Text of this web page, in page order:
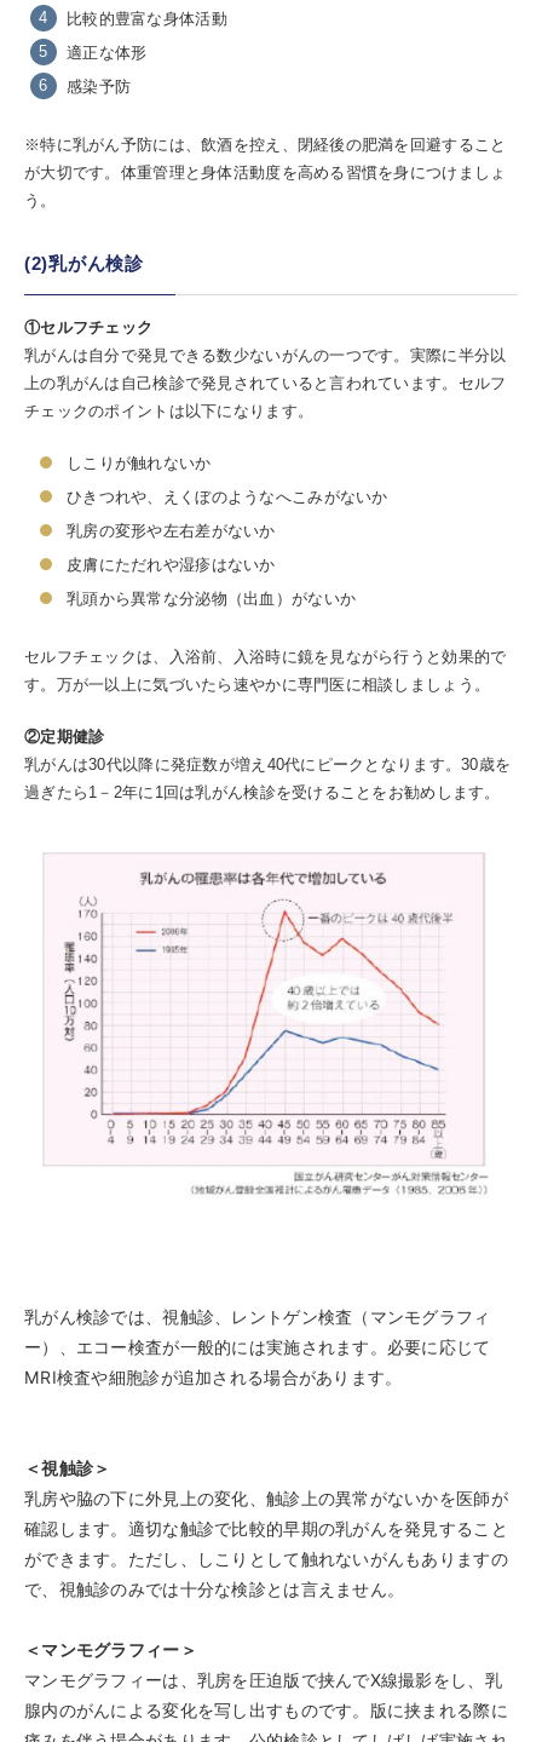
比較的豊富な身体活動
適正な体形
感染予防
※特に乳がん予防には、飲酒を控え、閉経後の肥満を回避すること
が大切です。体重管理と身体活動度を高める習慣を身につけましょ
う。
(2)乳がん検診
①セルフチェック
乳がんは自分で発見できる数少ないがんの一つです。実際に半分以
上の乳がんは自己検診で発見されていると言われています。セルフ
チェックのポイントは以下になります。
しこりが触れないか
ひきつれや、えくぼのようなへこみがないか
乳房の変形や左右差がないか
皮膚にただれや湿疹はないか
乳頭から異常な分泌物（出血）がないか
セルフチェックは、入浴前、入浴時に鏡を見ながら行うと効果的で
す。万が一以上に気づいたら速やかに専門医に相談しましょう。
②定期健診
乳がんは30代以降に発症数が増え40代にピークとなります。30歳を
過ぎたら1－2年に1回は乳がん検診を受けることをお勧めします。
乳がん検診では、視触診、レントゲン検査（マンモグラフィ
ー）、エコー検査が一般的には実施されます。必要に応じて
MRI検査や細胞診が追加される場合があります。
＜視触診＞
乳房や脇の下に外見上の変化、触診上の異常がないかを医師が
確認します。適切な触診で比較的早期の乳がんを発見すること
ができます。ただし、しこりとして触れないがんもありますの
で、視触診のみでは十分な検診とは言えません。
＜マンモグラフィー＞
マンモグラフィーは、乳房を圧迫版で挟んでX線撮影をし、乳
腺内のがんによる変化を写し出すものです。版に挟まれる際に